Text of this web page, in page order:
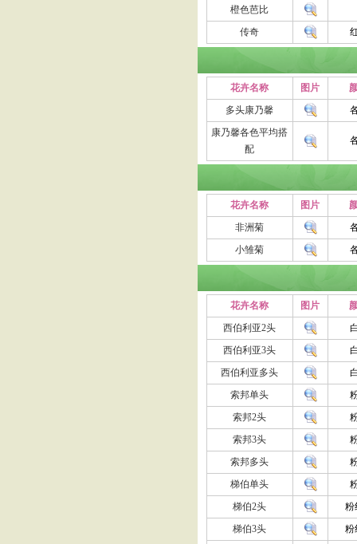
橙色芭比
传奇
花卉名称 图片
多头康乃馨
康乃馨各色平均搭
配
花卉名称 图片
非洲菊
小雏菊
花卉名称 图片
西伯利亚2头
西伯利亚3头
西伯利亚多头
索邦单头
索邦2头
索邦3头
索邦多头
梯伯单头
梯伯2头
粉
梯伯3头
粉